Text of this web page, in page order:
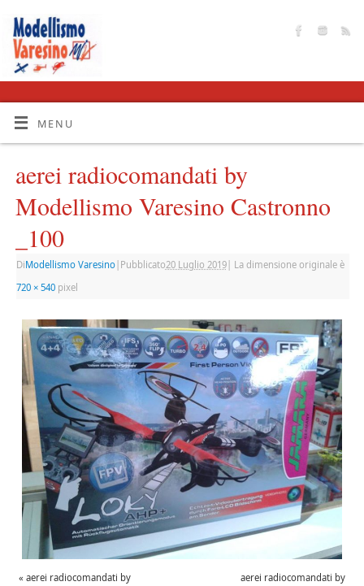
MENU
aerei radiocomandati by
Modellismo Varesino Castronno
_100
DiModellismo Varesino| Pubblicato20 Luglio 2019|
La dimensione originale è
720 × 540pixel
« aerei radiocomandati by
aerei radiocomandati by